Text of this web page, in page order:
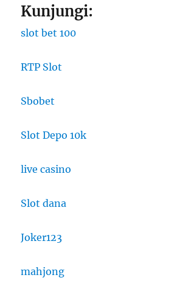
Kunjungi:
slot bet 100
RTP Slot
Sbobet
Slot Depo 10k
live casino
Slot dana
Joker123
mahjong